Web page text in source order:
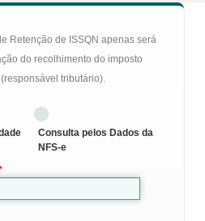
Retenção de ISSQN apenas será
do recolhimento do imposto
tributário).
Consulta pelos Dados da
NFS-e